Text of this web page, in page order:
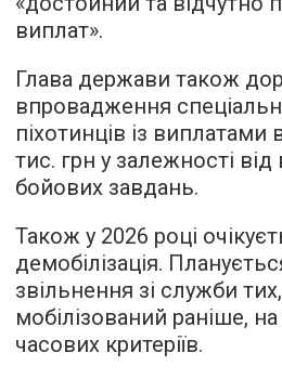
виплат».
Глава держави також
впровадження
піхотинців із виплатами
тис. грн у залежності
бойових завдань.
Також у 2026 році
демобілізація.
звільнення зі служби
мобілізований раніше, на
часових критеріїв.